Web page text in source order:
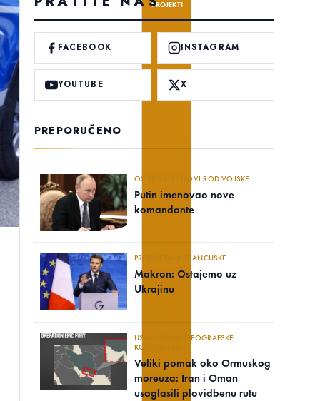
PROJEKTI
FACEBOOK INSTAGRAM
YOUTUBE X
PREPORUČENO
OSNOVAN I NOVI ROD VOJSKE
Putin imenovao nove
komandante
PREDSJEDNIK FRANCUSKE
Makron: Ostajemo uz
Ukrajinu
USAGLAŠENE GEOGRAFSKE
KOORDINATE
Veliki pomak oko Ormuskog
moreuza: Iran i Oman
usaglasili plovidbenu rutu